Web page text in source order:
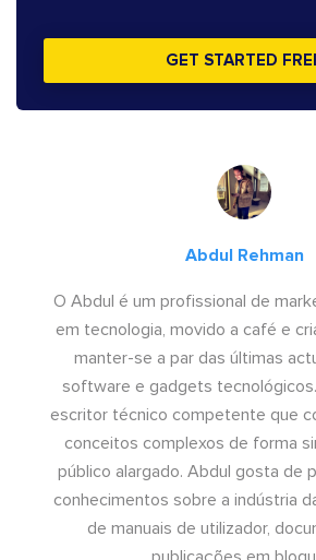
GET STARTED
Abdul Rehman
O Abdul é um profissional de
em tecnologia, movido a café e
manter-se a par das últimas
software e gadgets
escritor técnico competente que
conceitos complexos de forma
público alargado. Abdul gosta de
conhecimentos sobre a indústria
de manuais de utilizador,